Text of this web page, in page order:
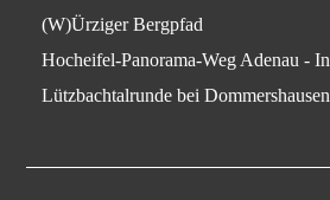
(W)Ürziger Bergpfad
Hocheifel-Panorama-Weg Adenau -
Lützbachtalrunde bei Dommershausen